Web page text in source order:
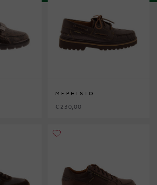
MEPHISTO
€ 230,00